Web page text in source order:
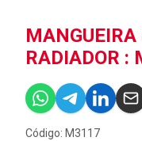
MANGUEIRA
RADIADOR :
Código: M3117